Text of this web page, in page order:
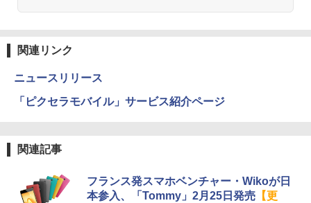
関連リンク
ニュースリリース
「ピクセラモバイル」サービス紹介ページ
関連記事
フランス発スマホベンチャー・Wikoが日
本参入、「Tommy」2月25日発売【更